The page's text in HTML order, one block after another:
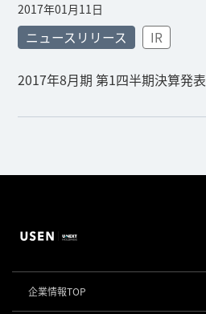
2017年01月11日
ニュースリリース IR
2017年8月期 第1四半期決算発表
企業情報TOP